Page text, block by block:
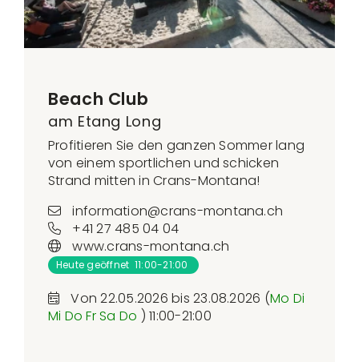
Beach Club
am Etang Long
Profitieren Sie den ganzen Sommer lang
von einem sportlichen und schicken
Strand mitten in Crans-Montana!
information@crans-montana.ch
+41 27 485 04 04
www.crans-montana.ch
Heute geöffnet 11:00-21:00
Von 22.05.2026 bis 23.08.2026 (Mo Di
Mi DoFrSa Do ) 11:00-21:00